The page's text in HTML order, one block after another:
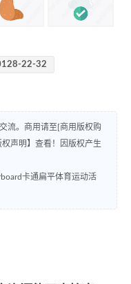
22-32
流。商用请至[商用版权购
声明】查看！因版权产生
卡通扁平体育运动活